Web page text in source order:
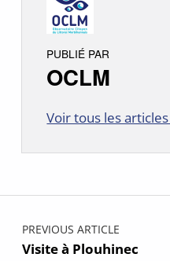
PUBLIÉ PAR
OCLM
Voir tous les
Skip back to main navigation
Navigation de l’article
PREVIOUS ARTICLE
Visite à Plouhinec